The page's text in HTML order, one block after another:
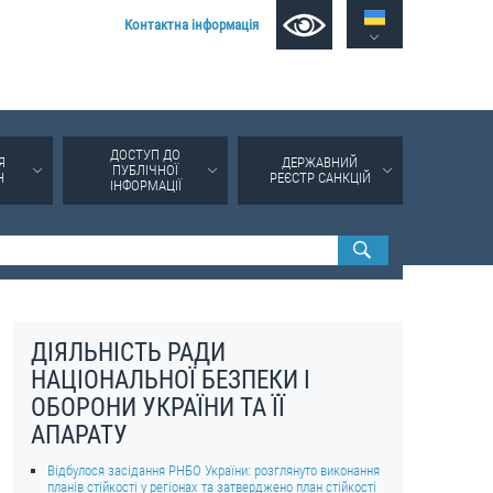
Контактна інформація
ДОСТУП ДО
ПУБЛІЧНОЇ
ІНФОРМАЦІЇ
ДЕРЖАВНИЙ
РЕЄСТР САНКЦІЙ
ДІЯЛЬНІСТЬ РАДИ
НАЦІОНАЛЬНОЇ БЕЗПЕКИ І
ОБОРОНИ УКРАЇНИ ТА ЇЇ
АПАРАТУ
Відбулося засідання РНБО України: розглянуто виконання
планів стійкості у регіонах та затверджено план стійкості